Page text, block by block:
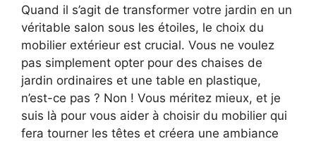
Quand il s’agit de transformer votre jardin en un
véritable salon sous les étoiles, le choix du
mobilier extérieur est crucial. Vous ne voulez
pas simplement opter pour des chaises de
jardin ordinaires et une table en plastique,
n’est-ce pas ? Non ! Vous méritez mieux, et je
suis là pour vous aider à choisir du mobilier qui
fera tourner les têtes et créera une ambiance